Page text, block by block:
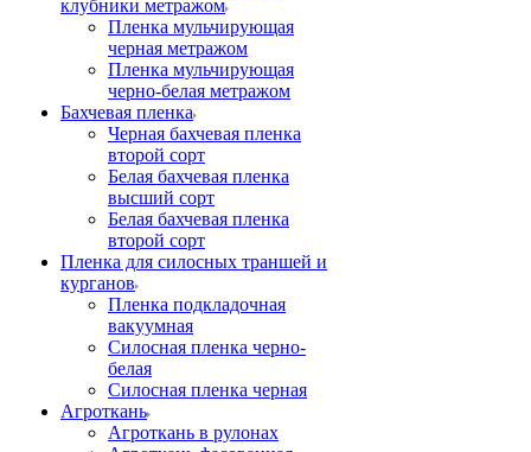
клубники метражом
Пленка мульчирующая
черная метражом
Пленка мульчирующая
черно-белая метражом
Бахчевая пленка
Черная бахчевая пленка
второй сорт
Белая бахчевая пленка
высший сорт
Белая бахчевая пленка
второй сорт
Пленка для силосных траншей и
курганов
Пленка подкладочная
вакуумная
Силосная пленка черно-
белая
Силосная пленка черная
Агроткань
Агроткань в рулонах